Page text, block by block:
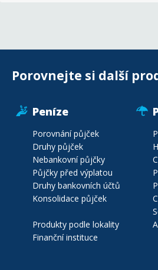
Porovnejte si další
Peníze
Porovnání půjček
Druhy půjček
Nebankovní půjčky
Půjčky před výplatou
Druhy bankovních účtů
Konsolidace půjček
Produkty podle lokality
Finanční instituce